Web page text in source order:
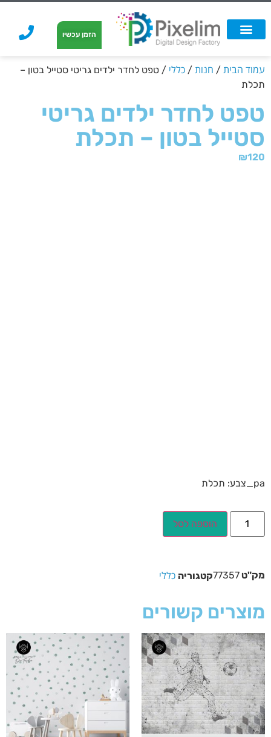
הזמן עכשיו
עמוד הבית / חנות / כללי / טפט לחדר ילדים גריטי סטייל בטון –
תכלת
טפט לחדר ילדים גריטי
סטייל בטון – תכלת
₪120
pa_צבע: תכלת
הוספה לסל
מק"ט 77357קטגוריה כללי
מוצרים קשורים